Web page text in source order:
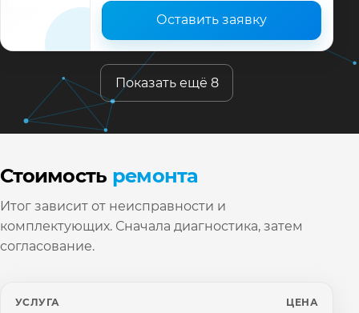
Оставить заявку
Показать ещё 8
Стоимость ремонта
Итог зависит от неисправности и
комплектующих. Сначала диагностика, затем
согласование.
УСЛУГА ЦЕНА